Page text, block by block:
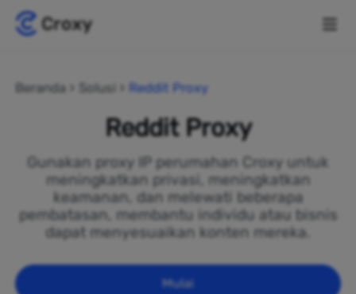
Beranda Solusi Reddit Proxy
Reddit Proxy
Gunakan proxy IP perumahan Croxy untuk
meningkatkan privasi, meningkatkan
keamanan, dan melewati beberapa
pembatasan, membantu individu atau bisnis
dapat menyesuaikan konten mereka.
Mulai